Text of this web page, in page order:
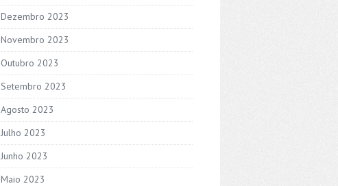
Dezembro 2023
Novembro 2023
Outubro 2023
Setembro 2023
Agosto 2023
Julho 2023
Junho 2023
Maio 2023